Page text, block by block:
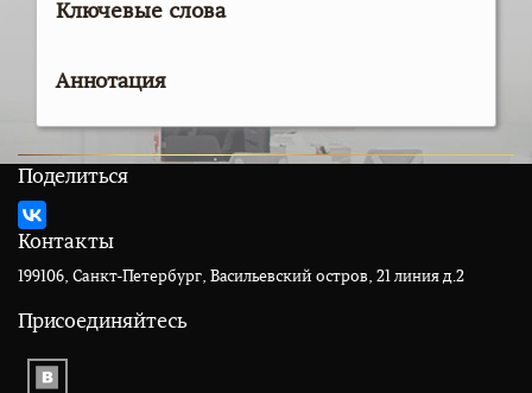
Ключевые слова
Аннотация
Поделиться
Контакты
199106, Санкт-Петербург, Васильевский остров, 21 линия д.2
Присоединяйтесь